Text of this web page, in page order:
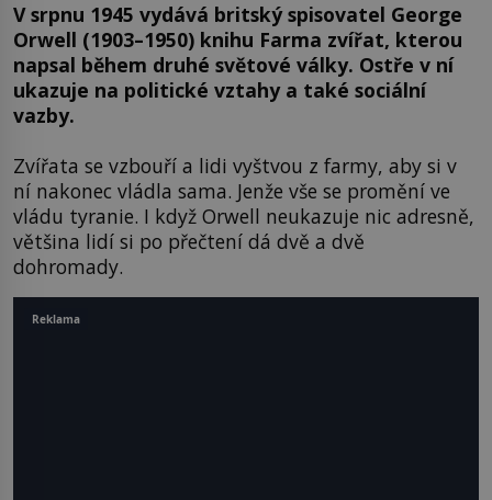
V srpnu 1945 vydává britský spisovatel George
Orwell (1903–1950) knihu Farma zvířat, kterou
napsal během druhé světové války. Ostře v ní
ukazuje na politické vztahy a také sociální
vazby.
Zvířata se vzbouří a lidi vyštvou z farmy, aby si v
ní nakonec vládla sama. Jenže vše se promění ve
vládu tyranie. I když Orwell neukazuje nic adresně,
většina lidí si po přečtení dá dvě a dvě
dohromady.
Reklama